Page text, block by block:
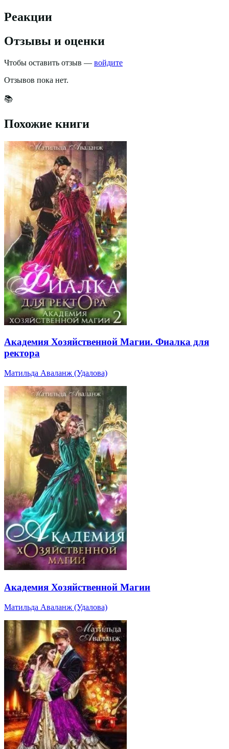
Реакции
Отзывы и оценки
Чтобы оставить отзыв — войдите
Отзывов пока нет.
📚
Похожие книги
Академия Хозяйственной Магии. Фиалка для
ректора
Матильда Аваланж (Удалова)
Академия Хозяйственной Магии
Матильда Аваланж (Удалова)